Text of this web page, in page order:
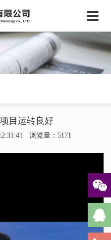
目运转良好
浏览量：5171